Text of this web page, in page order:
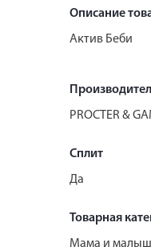
Описание
Актив Беби
PROCTER &
Сплит
Да
Товарная
Мама и малыш